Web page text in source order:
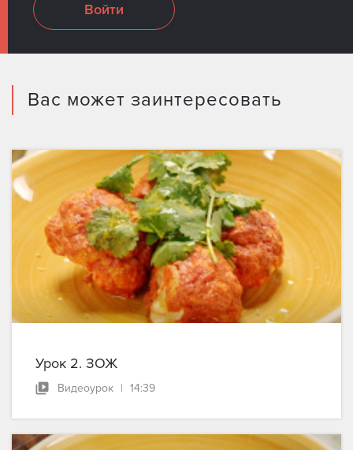
Войти
Вас может заинтересовать
Урок 2. ЗОЖ
Видеоурок | 14:39